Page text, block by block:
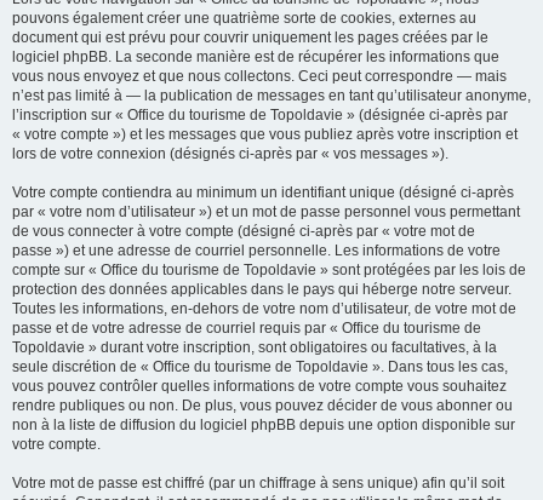
pouvons également créer une quatrième sorte de cookies, externes au
document qui est prévu pour couvrir uniquement les pages créées par le
logiciel phpBB. La seconde manière est de récupérer les informations que
vous nous envoyez et que nous collectons. Ceci peut correspondre — mais
n’est pas limité à — la publication de messages en tant qu’utilisateur anonyme,
l’inscription sur « Office du tourisme de Topoldavie » (désignée ci-après par
« votre compte ») et les messages que vous publiez après votre inscription et
lors de votre connexion (désignés ci-après par « vos messages »).
Votre compte contiendra au minimum un identifiant unique (désigné ci-après
par « votre nom d’utilisateur ») et un mot de passe personnel vous permettant
de vous connecter à votre compte (désigné ci-après par « votre mot de
passe ») et une adresse de courriel personnelle. Les informations de votre
compte sur « Office du tourisme de Topoldavie » sont protégées par les lois de
protection des données applicables dans le pays qui héberge notre serveur.
Toutes les informations, en-dehors de votre nom d’utilisateur, de votre mot de
passe et de votre adresse de courriel requis par « Office du tourisme de
Topoldavie » durant votre inscription, sont obligatoires ou facultatives, à la
seule discrétion de « Office du tourisme de Topoldavie ». Dans tous les cas,
vous pouvez contrôler quelles informations de votre compte vous souhaitez
rendre publiques ou non. De plus, vous pouvez décider de vous abonner ou
non à la liste de diffusion du logiciel phpBB depuis une option disponible sur
votre compte.
Votre mot de passe est chiffré (par un chiffrage à sens unique) afin qu’il soit